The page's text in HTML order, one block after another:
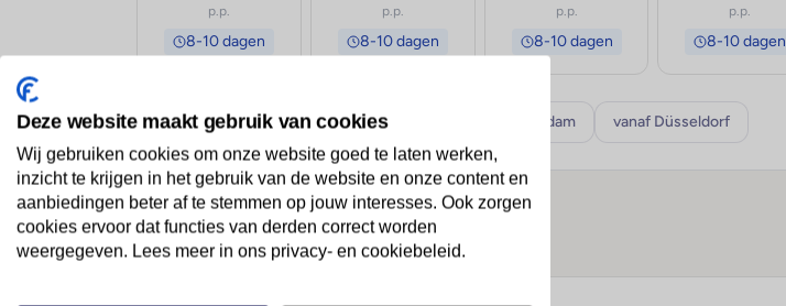
p.p.
8-10 dagen
p.p.
8-10 dagen
p.p.
8-10 dagen
p.p.
8-10 dagen
vanaf Amsterdam vanaf Eindhoven vanaf Rotterdam vanaf Düsseldorf
Deze website maakt gebruik van cookies
Wij gebruiken cookies om onze website goed te laten werken,
inzicht te krijgen in het gebruik van de website en onze content en
aanbiedingen beter af te stemmen op jouw interesses. Ook zorgen
cookies ervoor dat functies van derden correct worden
weergegeven. Lees meer in ons privacy- en cookiebeleid.